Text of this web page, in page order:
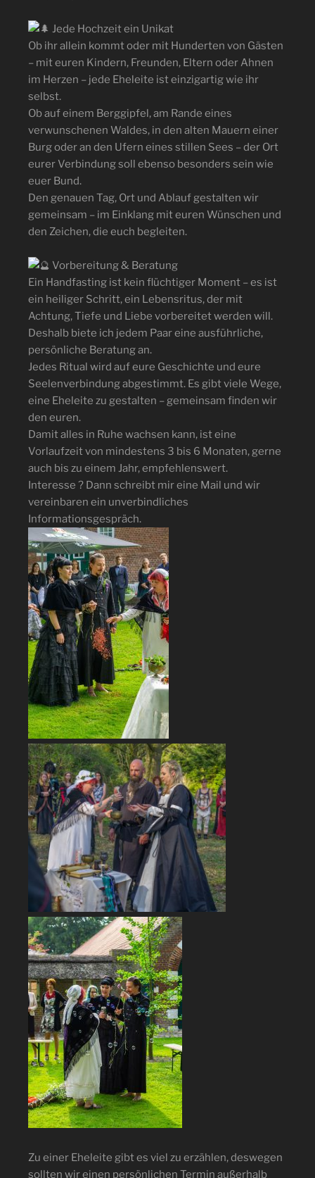
Jede Hochzeit ein Unikat
Ob ihr allein kommt oder mit Hunderten von Gästen
– mit euren Kindern, Freunden, Eltern oder Ahnen
im Herzen – jede Eheleite ist einzigartig wie ihr
selbst.
Ob auf einem Berggipfel, am Rande eines
verwunschenen Waldes, in den alten Mauern einer
Burg oder an den Ufern eines stillen Sees – der Ort
eurer Verbindung soll ebenso besonders sein wie
euer Bund.
Den genauen Tag, Ort und Ablauf gestalten wir
gemeinsam – im Einklang mit euren Wünschen und
den Zeichen, die euch begleiten.
Vorbereitung & Beratung
Ein Handfasting ist kein flüchtiger Moment – es ist
ein heiliger Schritt, ein Lebensritus, der mit
Achtung, Tiefe und Liebe vorbereitet werden will.
Deshalb biete ich jedem Paar eine ausführliche,
persönliche Beratung an.
Jedes Ritual wird auf eure Geschichte und eure
Seelenverbindung abgestimmt. Es gibt viele Wege,
eine Eheleite zu gestalten – gemeinsam finden wir
den euren.
Damit alles in Ruhe wachsen kann, ist eine
Vorlaufzeit von mindestens 3 bis 6 Monaten, gerne
auch bis zu einem Jahr, empfehlenswert.
Interesse ? Dann schreibt mir eine Mail und wir
vereinbaren ein unverbindliches
Informationsgespräch.
Zu einer Eheleite gibt es viel zu erzählen, deswegen
sollten wir einen persönlichen Termin außerhalb